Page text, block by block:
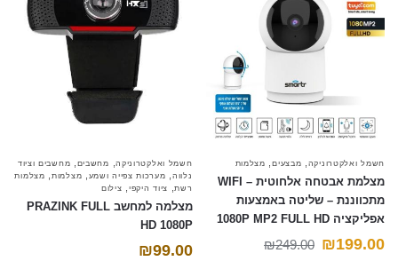
חשמל ואלקטרוניקה , מבצעים, מצלמות
מצלמת אבטחה אלחוטית – WIFI
מתכווננת – שליטה באמצעות
אפליקציה 1080P MP2 FULL HD
₪249.00
המחיר
₪199.00
המחיר
חשמל ואלקטרוניקה, מחשבים , מחשבים וציוד
נלווה , מערכות צפייה ושמע , מצלמות, מצלמות
רשת, ציוד היקפי , צילום
מצלמה למחשב PRAZINK FULL
HD 1080P
₪99.00
font_download סמן קישורים
אפס את כל האפשרויות
השאר פידבק
תצהיר נגישות